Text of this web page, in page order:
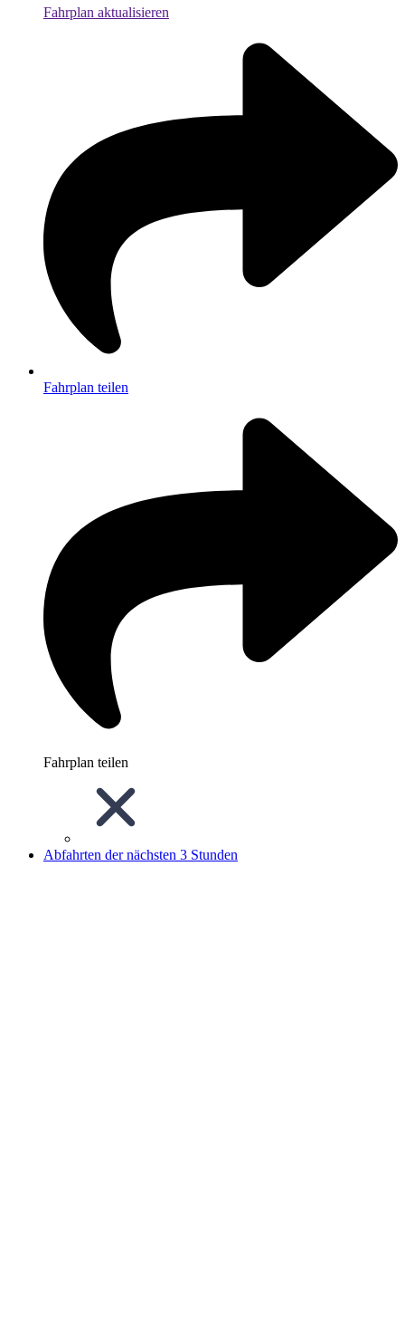
Fahrplan aktualisieren
Fahrplan teilen
Fahrplan teilen
Abfahrten der nächsten 3 Stunden